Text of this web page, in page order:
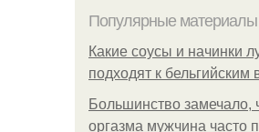
Популярные материалы
Какие соусы и начинки
подходят к
Большинство замечало,
оргазма мужчина часто